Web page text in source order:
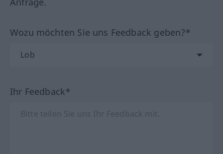
Wozu möchten Sie uns Feedback geben?*
Ihr Feedback*